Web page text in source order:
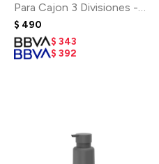
Para Cajon 3 Divisiones -
Gris Oscuro
$ 490
$ 343
$ 392